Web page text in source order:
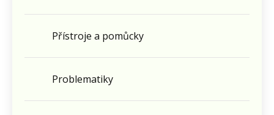
Přístroje a pomůcky
Problematiky